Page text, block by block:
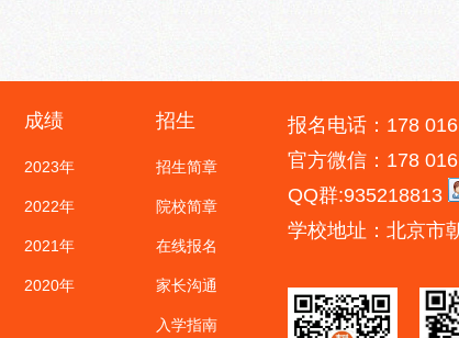
成绩
2023年
2022年
2021年
2020年
招生
招生简章
院校简章
在线报名
家长沟通
入学指南
报名电话：178
官方微信：178
QQ群:935218813
学校地址：北京市